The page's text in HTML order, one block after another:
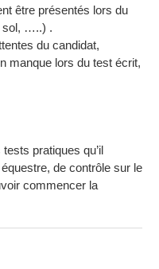
être présentés lors du
sol, …..) .
du candidat,
manque lors du test écrit,
pratiques qu’il
de contrôle sur le
commencer la